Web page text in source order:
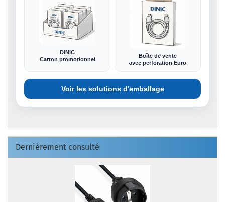
DINIC
Carton promotionnel
Boîte de vente
avec perforation Euro
Voir les solutions d'emballage
Dernièrement consulté